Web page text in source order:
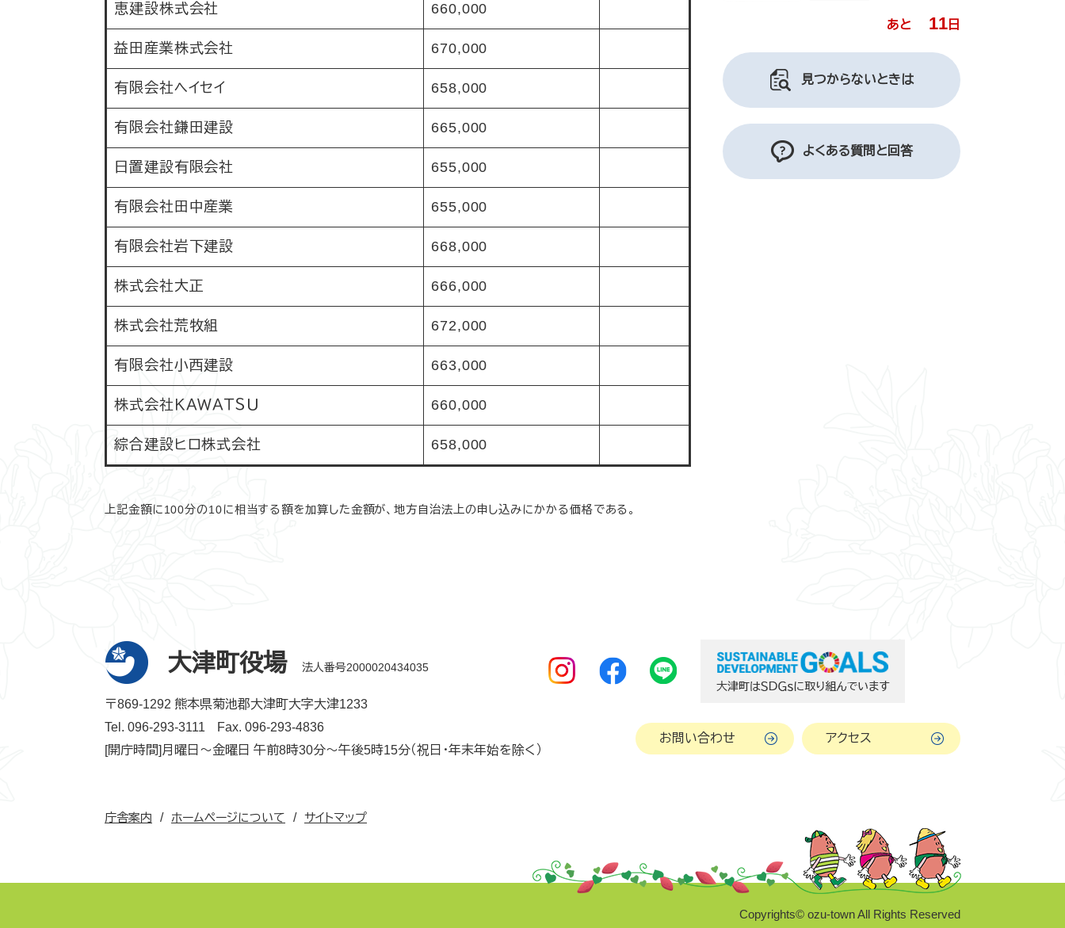
恵建設株式会社 660,000
益田産業株式会社 670,000
有限会社ヘイセイ 658,000
有限会社鎌田建設 665,000
日置建設有限会社 655,000
有限会社田中産業 655,000
有限会社岩下建設 668,000
株式会社大正 666,000
株式会社荒牧組 672,000
有限会社小西建設 663,000
株式会社ＫＡＷＡＴＳＵ 660,000
綜合建設ヒロ株式会社 658,000
上記金額に100分の10に相当する額を加算した金額が、地方自治法上の申し込みにかかる価格である。
あと 11日
見つからないときは
よくある質問と回答
大津町役場 法人番号2000020434035
〒869-1292 熊本県菊池郡大津町大字大津1233
Tel. 096-293-3111
Fax. 096-293-4836
[開庁時間]月曜日～金曜日 午前8時30分～午後5時15分（祝日・年末年始を除く）
お問い合わせ アクセス
庁舎案内 ホームページについて サイトマップ
Copyrights© ozu-town All Rights Reserved